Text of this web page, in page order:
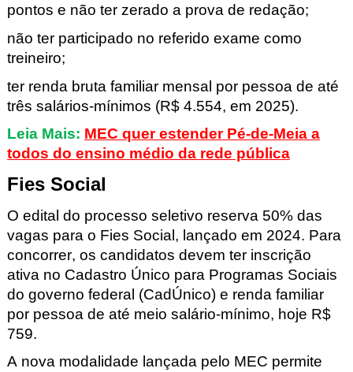
pontos e não ter zerado a prova de redação;
não ter participado no referido exame como
treineiro;
ter renda bruta familiar mensal por pessoa de até
três salários-mínimos (R$ 4.554, em 2025).
Leia Mais: MEC quer estender Pé-de-Meia a
todos do ensino médio da rede pública
Fies Social
O edital do processo seletivo reserva 50% das
vagas para o Fies Social, lançado em 2024. Para
concorrer, os candidatos devem ter inscrição
ativa no Cadastro Único para Programas Sociais
do governo federal (CadÚnico) e renda familiar
por pessoa de até meio salário-mínimo, hoje R$
759.
A nova modalidade lançada pelo MEC permite